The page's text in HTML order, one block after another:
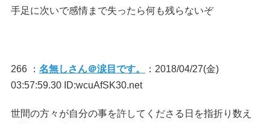
手足に次いで感情まで失ったら何も残らないぞ
266 ： 名無しさん＠涙目です。
：2018/04/27(金)
03:57:59.30 ID:wcuAfSK30.net
世間の方々が自分の事を許してくださる日を指折り数え